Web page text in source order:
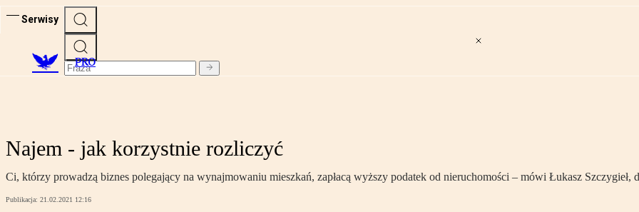
Serwisy
PRO
Najem - jak korzystnie rozliczyć
Ci, którzy prowadzą biznes polegający na wynajmowaniu mieszkań, zapłacą wyższy podatek od nieruchomości – mówi Łukasz
Publikacja: 21.02.2021 12:16